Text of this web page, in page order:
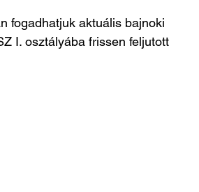
fogadhatjuk aktuális bajnoki
I. osztályába frissen feljutott